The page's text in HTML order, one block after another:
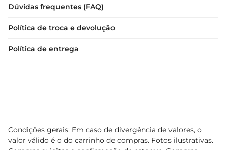
Dúvidas frequentes (FAQ)
Política de troca e devolução
Política de entrega
Condições gerais: Em caso de divergência de valores, o
valor válido é o do carrinho de compras. Fotos ilustrativas.